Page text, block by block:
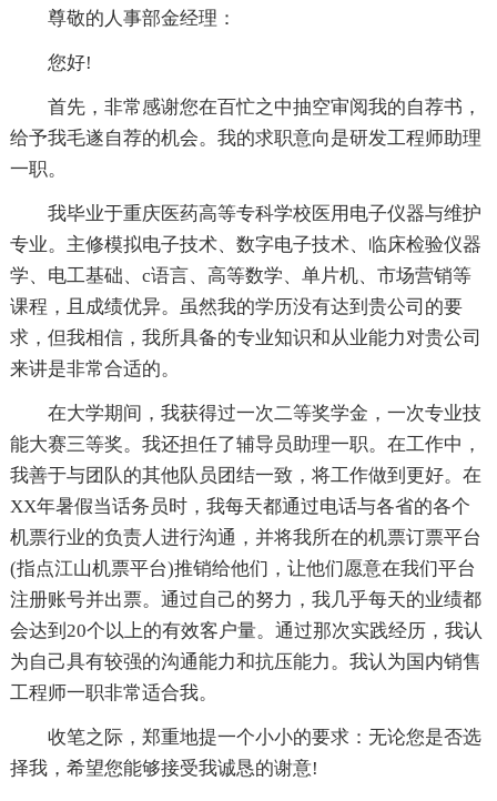
尊敬的人事部金经理：
您好!
首先，非常感谢您在百忙之中抽空审阅我的自荐书，
给予我毛遂自荐的机会。我的求职意向是研发工程师助理
一职。
我毕业于重庆医药高等专科学校医用电子仪器与维护
专业。主修模拟电子技术、数字电子技术、临床检验仪器
学、电工基础、c语言、高等数学、单片机、市场营销等
课程，且成绩优异。虽然我的学历没有达到贵公司的要
求，但我相信，我所具备的专业知识和从业能力对贵公司
来讲是非常合适的。
在大学期间，我获得过一次二等奖学金，一次专业技
能大赛三等奖。我还担任了辅导员助理一职。在工作中，
我善于与团队的其他队员团结一致，将工作做到更好。在
XX年暑假当话务员时，我每天都通过电话与各省的各个
机票行业的负责人进行沟通，并将我所在的机票订票平台
(指点江山机票平台)推销给他们，让他们愿意在我们平台
注册账号并出票。通过自己的努力，我几乎每天的业绩都
会达到20个以上的有效客户量。通过那次实践经历，我认
为自己具有较强的沟通能力和抗压能力。我认为国内销售
工程师一职非常适合我。
收笔之际，郑重地提一个小小的要求：无论您是否选
择我，希望您能够接受我诚恳的谢意!